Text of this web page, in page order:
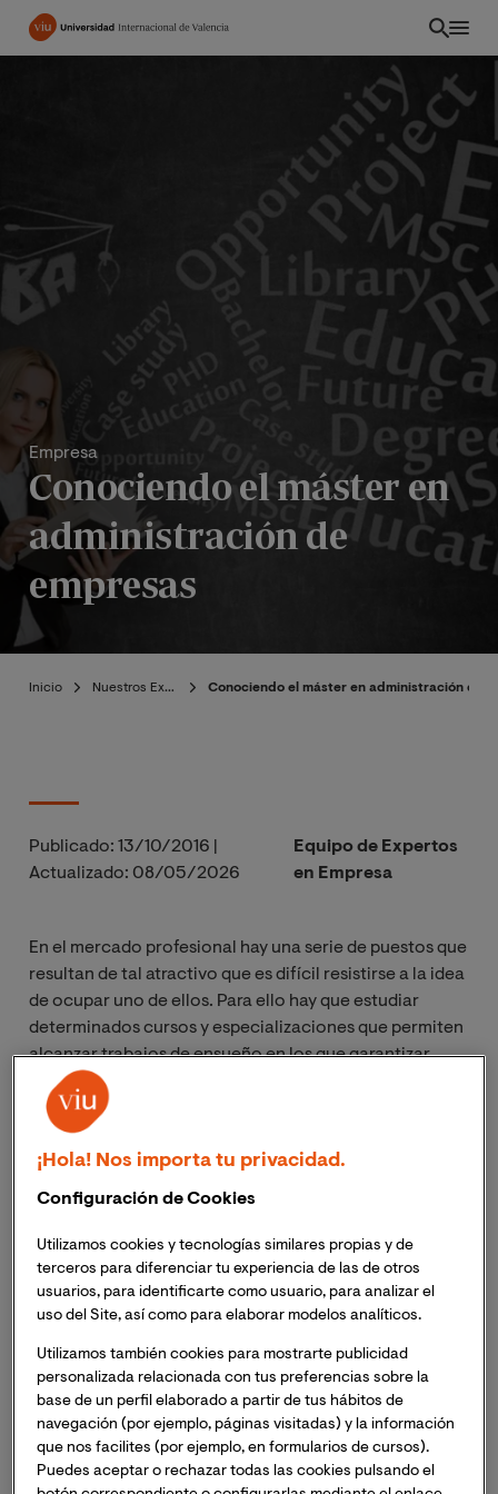
Pasar
Empresa
Conociendo el máster en
administración de
empresas
Inicio Nuestros Expertos Conociendo el máster en administración de
Publicado: 13/10/2016
Actualizado: 08/05/2026
Equipo de Expertos
en Empresa
En el mercado profesional hay una serie de puestos que
resultan de tal atractivo que es difícil resistirse a la idea
de ocupar uno de ellos. Para ello hay que estudiar
determinados cursos y especializaciones que permiten
alcanzar trabajos de ensueño en los que garantizar
nuestro futuro de una manera muy sólida. Uno de los
accesos que más posibilidades ofrece de llegar muy
lejos es el
despierta gran interéspor todo lo que supone a nivel
de proyección laboral
. ¿Pero en qué consiste y qué
Unos objetivos muy claros
Asistiendo al máster que nos posiciona como el mejor
candidato a la dirección de empresas y administración
de las mismas estaremos en primera fila de un grupo de
ejecutivos con grandes oportunidades en el mercado
¡Hola! Nos importa tu privacidad.
Configuración de Cookies
Utilizamos cookies y tecnologías similares propias y de
terceros para diferenciar tu experiencia de las de otros
usuarios, para identificarte como usuario, para analizar el
uso del Site, así como para elaborar modelos analíticos.
Utilizamos también cookies para mostrarte publicidad
personalizada relacionada con tus preferencias sobre la
base de un perfil elaborado a partir de tus hábitos de
navegación (por ejemplo, páginas visitadas) y la información
que nos facilites (por ejemplo, en formularios de cursos).
Puedes aceptar o rechazar todas las cookies pulsando el